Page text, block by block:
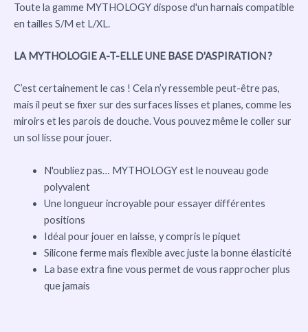
Toute la gamme MYTHOLOGY dispose d'un harnais compatible
en tailles S/M et L/XL.
LA MYTHOLOGIE A-T-ELLE UNE BASE D'ASPIRATION ?
C’est certainement le cas ! Cela n’y ressemble peut-être pas,
mais il peut se fixer sur des surfaces lisses et planes, comme les
miroirs et les parois de douche. Vous pouvez même le coller sur
un sol lisse pour jouer.
N'oubliez pas… MYTHOLOGY est le nouveau gode
polyvalent
Une longueur incroyable pour essayer différentes
positions
Idéal pour jouer en laisse, y compris le piquet
Silicone ferme mais flexible avec juste la bonne élasticité
La base extra fine vous permet de vous rapprocher plus
que jamais